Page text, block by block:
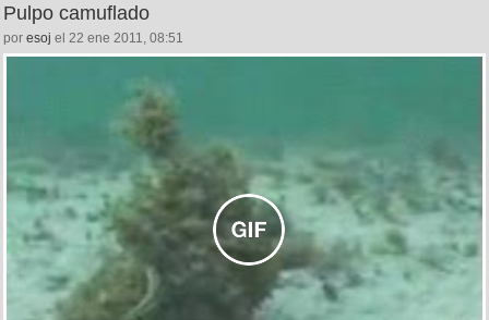
Pulpo camuflado
por esoj el 22 ene 2011, 08:51